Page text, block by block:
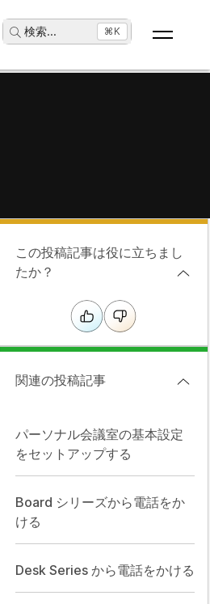
検索... ⌘K
この投稿記事は役に立ちまし
たか？
関連の投稿記事
パーソナル会議室の基本設定
をセットアップする
Board シリーズから電話をか
ける
Desk Series から電話をかける